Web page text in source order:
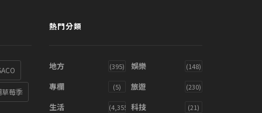
草莓季
熱門分類
地方 (395) 娛樂 (148)
專欄 (5) 旅遊 (230)
生活 (4,355) 科技 (21)